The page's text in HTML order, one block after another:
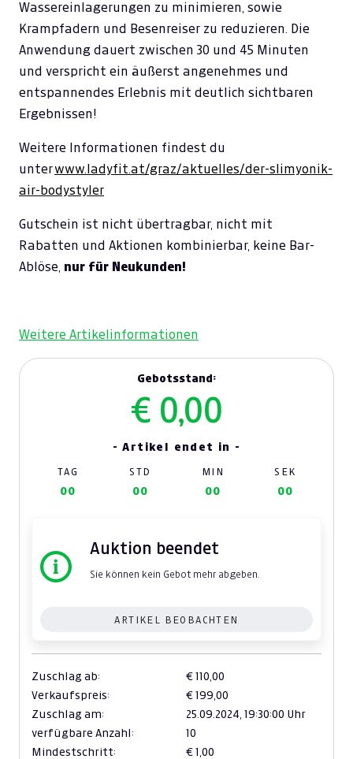
Wassereinlagerungen zu minimieren, sowie
Krampfadern und Besenreiser zu reduzieren. Die
Anwendung dauert zwischen 30 und 45 Minuten
und verspricht ein äußerst angenehmes und
entspannendes Erlebnis mit deutlich sichtbaren
Ergebnissen!
Weitere Informationen findest du
unterwww.ladyfit.at/graz/aktuelles/der-slimyonik-
air-bodystyler
Gutschein ist nicht übertragbar, nicht mit
Rabatten und Aktionen kombinierbar, keine Bar-
Ablöse, nur für Neukunden!
Weitere Artikelinformationen
Gebotsstand:
€ 0,00
- Artikel endet in -
TAG STD MIN SEK
00 00 00 00
Auktion beendet
Sie können kein Gebot mehr abgeben.
ARTIKEL BEOBACHTEN
Zuschlag ab:
€ 110,00
Verkaufspreis:
€ 199,00
Zuschlag am:
25.09.2024, 19:30:00 Uhr
verfügbare Anzahl:
10
Mindestschritt:
€ 1,00